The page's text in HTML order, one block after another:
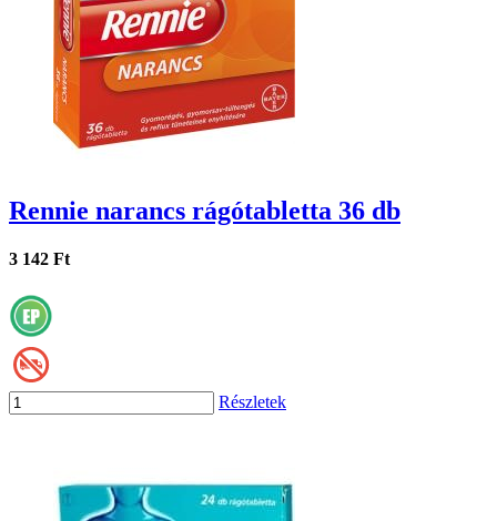
Rennie narancs rágótabletta 36 db
3 142 Ft
Részletek